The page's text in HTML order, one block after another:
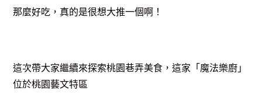
那麼好吃，真的是很想大推一個啊！
這次帶大家繼續來探索桃園巷弄美食，這家「魔法樂廚」
位於桃園藝文特區